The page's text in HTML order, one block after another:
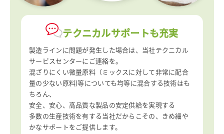
テクニカルサポートも充実
製造ラインに問題が発生した場合は、当社テクニカル
サービスセンターにご連絡を。
混ざりにくい微量原料（ミックスに対して非常に配合
量の少ない原料)等についても均等に混合する技術はも
ちろん、
安全、安心、高品質な製品の安定供給を実現する
多数の生産技術を有する当社だからこその、きめ細や
かなサポートをご提供します。